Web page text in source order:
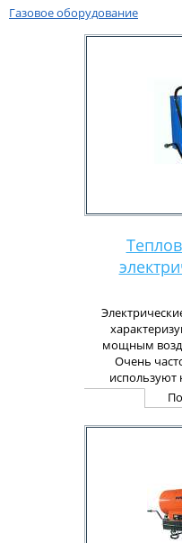
Газовое оборудование
мощным
Очень
используют
объектах с
только что
В